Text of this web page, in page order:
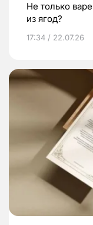
Не только
из ягод?
17:34 / 22.07.26